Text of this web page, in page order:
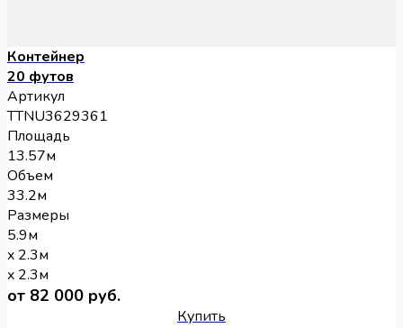
Контейнер
20 футов
Артикул
TTNU3629361
Площадь
13.57м
Объем
33.2м
Размеры
5.9м
x 2.3м
x 2.3м
от 82 000 руб.
Купить